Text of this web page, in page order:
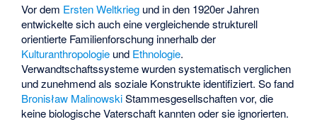
Vor dem Ersten Weltkrieg und in den 1920er Jahren
entwickelte sich auch eine vergleichende strukturell
orientierte Familienforschung innerhalb der
Kulturanthropologie und Ethnologie.
Verwandtschaftssysteme wurden systematisch verglichen
und zunehmend als soziale Konstrukte identifiziert. So fand
Bronisław MalinowskiStammesgesellschaften vor, die
keine biologische Vaterschaft kannten oder sie ignorierten.